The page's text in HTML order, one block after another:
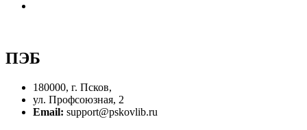
ПЭБ
180000, г. Псков,
ул. Профсоюзная, 2
Email: support@pskovlib.ru